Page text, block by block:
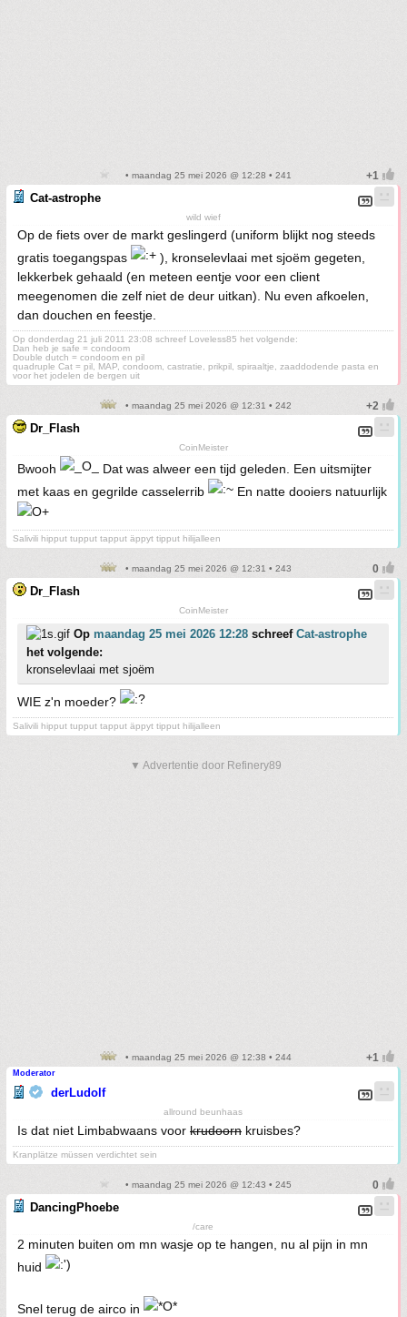
• maandag 25 mei 2026 @ 12:28 • 241
Cat-astrophe
wild wief
Op de fiets over de markt geslingerd (uniform blijkt nog steeds
gratis toegangspas
), kronselevlaai met sjoëm gegeten,
lekkerbek gehaald (en meteen eentje voor een client
meegenomen die zelf niet de deur uitkan). Nu even afkoelen,
dan douchen en feestje.
Op donderdag 21 juli 2011 23:08 schreef Loveless85 het volgende:
Dan heb je safe = condoom
Double dutch = condoom en pil
quadruple Cat = pil, MAP, condoom, castratie, prikpil, spiraaltje, zaaddodende pasta en
voor het jodelen de bergen uit
• maandag 25 mei 2026 @ 12:31 • 242
Dr_Flash
CoinMeister
Bwooh
Dat was alweer een tijd geleden. Een uitsmijter
met kaas en gegrilde casselerrib
En natte dooiers natuurlijk
Salivili hipput tupput tapput äppyt tipput hilijalleen
• maandag 25 mei 2026 @ 12:31 • 243
Dr_Flash
CoinMeister
Op maandag 25 mei 2026 12:28 schreef Cat-astrophe
het volgende:
kronselevlaai met sjoëm
WIE z'n moeder?
Salivili hipput tupput tapput äppyt tipput hilijalleen
▼ Advertentie door Refinery89
• maandag 25 mei 2026 @ 12:38 • 244
Moderator
derLudolf
allround beunhaas
Is dat niet Limbabwaans voor krudoorn kruisbes?
Kranplätze müssen verdichtet sein
• maandag 25 mei 2026 @ 12:43 • 245
DancingPhoebe
/care
2 minuten buiten om mn wasje op te hangen, nu al pijn in mn
huid
Snel terug de airco in